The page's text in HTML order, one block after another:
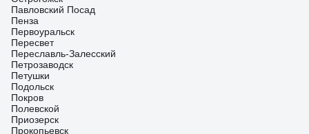
Павловский Посад
Пенза
Первоуральск
Пересвет
Переславль-Залесский
Петрозаводск
Петушки
Подольск
Покров
Полевской
Приозерск
Прокопьевск